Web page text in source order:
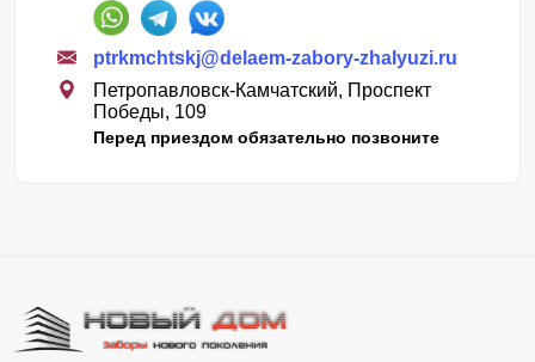
ptrkmchtskj@delaem-zabory-zhalyuzi.ru
Петропавловск-Камчатский, Проспект
Победы, 109
Перед приездом обязательно позвоните